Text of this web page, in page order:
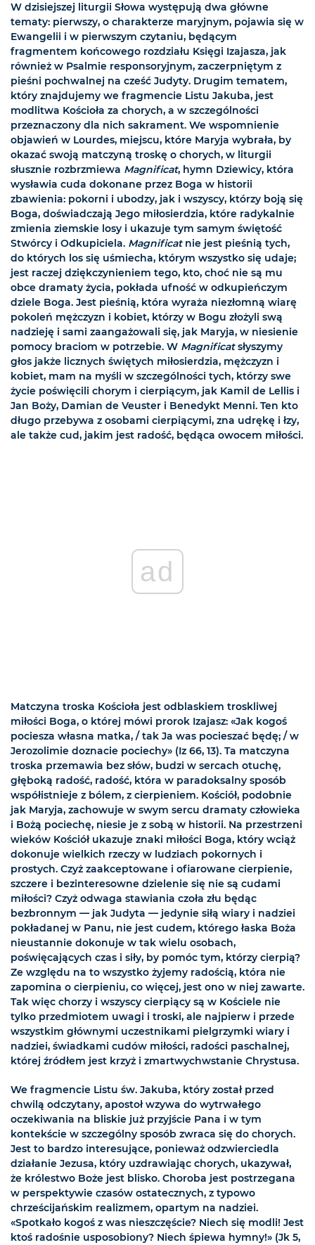
W dzisiejszej liturgii Słowa występują dwa główne
tematy: pierwszy, o charakterze maryjnym, pojawia się w
Ewangelii i w pierwszym czytaniu, będącym
fragmentem końcowego rozdziału Księgi Izajasza, jak
również w Psalmie responsoryjnym, zaczerpniętym z
pieśni pochwalnej na cześć Judyty. Drugim tematem,
który znajdujemy we fragmencie Listu Jakuba, jest
modlitwa Kościoła za chorych, a w szczególności
przeznaczony dla nich sakrament. We wspomnienie
objawień w Lourdes, miejscu, które Maryja wybrała, by
okazać swoją matczyną troskę o chorych, w liturgii
słusznie rozbrzmiewa Magnificat, hymn Dziewicy, która
wysławia cuda dokonane przez Boga w historii
zbawienia: pokorni i ubodzy, jak i wszyscy, którzy boją się
Boga, doświadczają Jego miłosierdzia, które radykalnie
zmienia ziemskie losy i ukazuje tym samym świętość
Stwórcy i Odkupiciela. Magnificatnie jest pieśnią tych,
do których los się uśmiecha, którym wszystko się udaje;
jest raczej dziękczynieniem tego, kto, choć nie są mu
obce dramaty życia, pokłada ufność w odkupieńczym
dziele Boga. Jest pieśnią, która wyraża niezłomną wiarę
pokoleń mężczyzn i kobiet, którzy w Bogu złożyli swą
nadzieję i sami zaangażowali się, jak Maryja, w niesienie
pomocy braciom w potrzebie. W Magnificatsłyszymy
głos jakże licznych świętych miłosierdzia, mężczyzn i
kobiet, mam na myśli w szczególności tych, którzy swe
życie poświęcili chorym i cierpiącym, jak Kamil de Lellis i
Jan Boży, Damian de Veuster i Benedykt Menni. Ten kto
długo przebywa z osobami cierpiącymi, zna udrękę i łzy,
ale także cud, jakim jest radość, będąca owocem miłości.
ad
Matczyna troska Kościoła jest odblaskiem troskliwej
miłości Boga, o której mówi prorok Izajasz: «Jak kogoś
pociesza własna matka, / tak Ja was pocieszać będę; / w
Jerozolimie doznacie pociechy» (Iz 66, 13). Ta matczyna
troska przemawia bez słów, budzi w sercach otuchę,
głęboką radość, radość, która w paradoksalny sposób
współistnieje z bólem, z cierpieniem. Kościół, podobnie
jak Maryja, zachowuje w swym sercu dramaty człowieka
i Bożą pociechę, niesie je z sobą w historii. Na przestrzeni
wieków Kościół ukazuje znaki miłości Boga, który wciąż
dokonuje wielkich rzeczy w ludziach pokornych i
prostych. Czyż zaakceptowane i ofiarowane cierpienie,
szczere i bezinteresowne dzielenie się nie są cudami
miłości? Czyż odwaga stawiania czoła złu będąc
bezbronnym — jak Judyta — jedynie siłą wiary i nadziei
pokładanej w Panu, nie jest cudem, którego łaska Boża
nieustannie dokonuje w tak wielu osobach,
poświęcających czas i siły, by pomóc tym, którzy cierpią?
Ze względu na to wszystko żyjemy radością, która nie
zapomina o cierpieniu, co więcej, jest ono w niej zawarte.
Tak więc chorzy i wszyscy cierpiący są w Kościele nie
tylko przedmiotem uwagi i troski, ale najpierw i przede
wszystkim głównymi uczestnikami pielgrzymki wiary i
nadziei, świadkami cudów miłości, radości paschalnej,
której źródłem jest krzyż i zmartwychwstanie Chrystusa.
We fragmencie Listu św. Jakuba, który został przed
chwilą odczytany, apostoł wzywa do wytrwałego
oczekiwania na bliskie już przyjście Pana i w tym
kontekście w szczególny sposób zwraca się do chorych.
Jest to bardzo interesujące, ponieważ odzwierciedla
działanie Jezusa, który uzdrawiając chorych, ukazywał,
że królestwo Boże jest blisko. Choroba jest postrzegana
w perspektywie czasów ostatecznych, z typowo
chrześcijańskim realizmem, opartym na nadziei.
«Spotkało kogoś z was nieszczęście? Niech się modli! Jest
ktoś radośnie usposobiony? Niech śpiewa hymny!» (Jk 5,